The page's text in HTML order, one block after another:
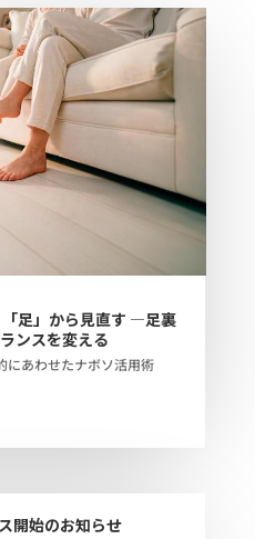
足」から見直す ―足裏
ンスを変える
にあわせたナボソ活用術
開始のお知らせ